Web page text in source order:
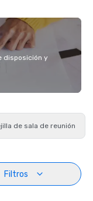
disposición y
de sala de reunión
Filtros